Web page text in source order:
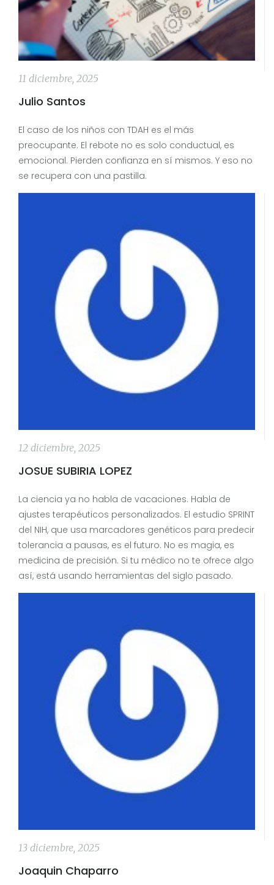
11 diciembre, 2025
Julio Santos
El caso de los niños con TDAH es el más
preocupante. El rebote no es solo conductual, es
emocional. Pierden confianza en sí mismos. Y eso no
se recupera con una pastilla.
12 diciembre, 2025
JOSUE SUBIRIA LOPEZ
La ciencia ya no habla de vacaciones. Habla de
ajustes terapéuticos personalizados. El estudio SPRINT
del NIH, que usa marcadores genéticos para predecir
tolerancia a pausas, es el futuro. No es magia, es
medicina de precisión. Si tu médico no te ofrece algo
así, está usando herramientas del siglo pasado.
13 diciembre, 2025
Joaquin Chaparro